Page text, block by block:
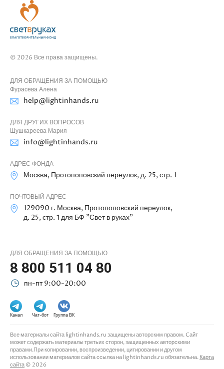
© 2026 Все права защищены.
ДЛЯ ОБРАЩЕНИЯ ЗА ПОМОЩЬЮ
Фурасева Алена
help@lightinhands.ru
ДЛЯ ДРУГИХ ВОПРОСОВ
Шушкареева Мария
info@lightinhands.ru
АДРЕС ФОНДА
Москва, Протопоповский переулок, д. 25, стр. 1
ПОЧТОВЫЙ АДРЕС
129090 г. Москва, Протопоповский переулок,
д. 25, стр. 1 для БФ "Свет в руках"
ДЛЯ ОБРАЩЕНИЯ ЗА ПОМОЩЬЮ
8 800 511 04 80
пн-пт 9:00-20:00
Канал Чат-бот Группа ВК
Все материалы сайта lightinhands.ru защищены авторским правом. Cайт
может содержать материалы третьих сторон, защищенных авторскими
правами.При копировании, воспроизведении, цитировании и другом
использовании материалов сайта ссылка на lightinhands.ru обязательна. Карта
сайта © 2026